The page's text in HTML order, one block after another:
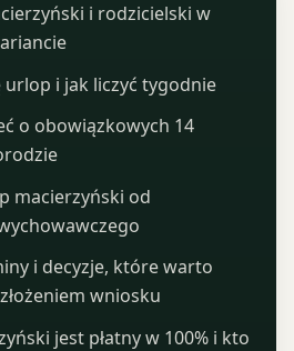
i rodzicielski w
urlop i jak liczyć tygodnie
o obowiązkowych 14
macierzyński od
i decyzje, które warto
wniosku
jest płatny w 100% i kto